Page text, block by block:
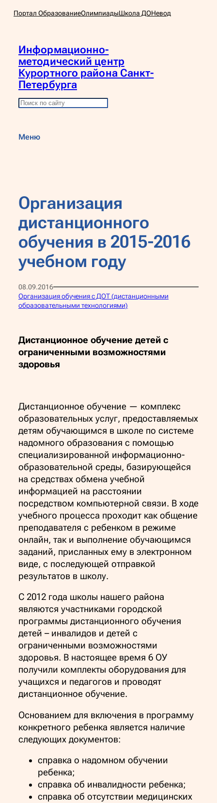
Перейти
Портал ОбразованиеОлимпиадыШкола ДОНевод
Информационно-
методический центр
Курортного района Санкт-
Петербурга
П
с
Меню
Организация
дистанционного
обучения в 2015-2016
учебном году
08.09.2016
Организация обучения с ДОТ (дистанционными
образовательными технологиями)
Дистанционное обучение детей с
ограниченными возможностями
здоровья
Дистанционное обучение — комплекс
образовательных услуг, предоставляемых
детям обучающимся в школе по системе
надомного образования с помощью
специализированной информационно-
образовательной среды, базирующейся
на средствах обмена учебной
информацией на расстоянии
посредством компьютерной связи. В ходе
учебного процесса проходит как общение
преподавателя с ребенком в режиме
онлайн, так и выполнение обучающимся
заданий, присланных ему в электронном
виде, с последующей отправкой
результатов в школу.
С 2012 года школы нашего района
являются участниками городской
программы дистанционного обучения
детей – инвалидов и детей с
ограниченными возможностями
здоровья. В настоящее время 6 ОУ
получили комплекты оборудования для
учащихся и педагогов и проводят
дистанционное обучение.
Основанием для включения в программу
конкретного ребенка является наличие
следующих документов:
справка о надомном обучении
ребенка;
справка об инвалидности ребенка;
справка об отсутствии медицинских